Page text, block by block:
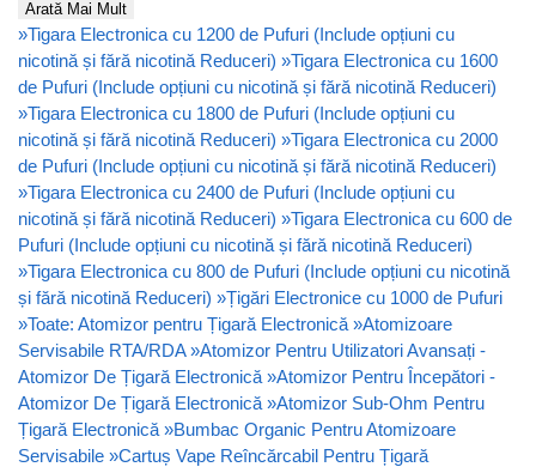
Arată Mai Mult
»Tigara Electronica cu 1200 de Pufuri (Include opțiuni cu
nicotină și fără nicotină Reduceri) »Tigara Electronica cu 1600
de Pufuri (Include opțiuni cu nicotină și fără nicotină Reduceri)
»Tigara Electronica cu 1800 de Pufuri (Include opțiuni cu
nicotină și fără nicotină Reduceri) »Tigara Electronica cu 2000
de Pufuri (Include opțiuni cu nicotină și fără nicotină Reduceri)
»Tigara Electronica cu 2400 de Pufuri (Include opțiuni cu
nicotină și fără nicotină Reduceri) »Tigara Electronica cu 600 de
Pufuri (Include opțiuni cu nicotină și fără nicotină Reduceri)
»Tigara Electronica cu 800 de Pufuri (Include opțiuni cu nicotină
și fără nicotină Reduceri) »Țigări Electronice cu 1000 de Pufuri
»Toate: Atomizor pentru Țigară Electronică »Atomizoare
Servisabile RTA/RDA »Atomizor Pentru Utilizatori Avansați -
Atomizor De Țigară Electronică »Atomizor Pentru Începători -
Atomizor De Țigară Electronică »Atomizor Sub-Ohm Pentru
Țigară Electronică »Bumbac Organic Pentru Atomizoare
Servisabile »Cartuș Vape Reîncărcabil Pentru Țigară